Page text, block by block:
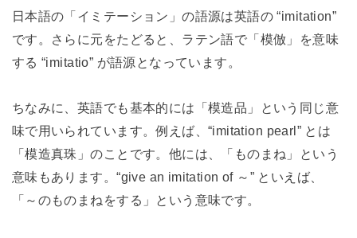
日本語の「イミテーション」の語源は英語の “imitation”
です。さらに元をたどると、ラテン語で「模倣」を意味
する “imitatio” が語源となっています。
ちなみに、英語でも基本的には「模造品」という同じ意
味で用いられています。例えば、“imitation pearl” とは
「模造真珠」のことです。他には、「ものまね」という
意味もあります。“give an imitation of ～” といえば、
「～のものまねをする」という意味です。